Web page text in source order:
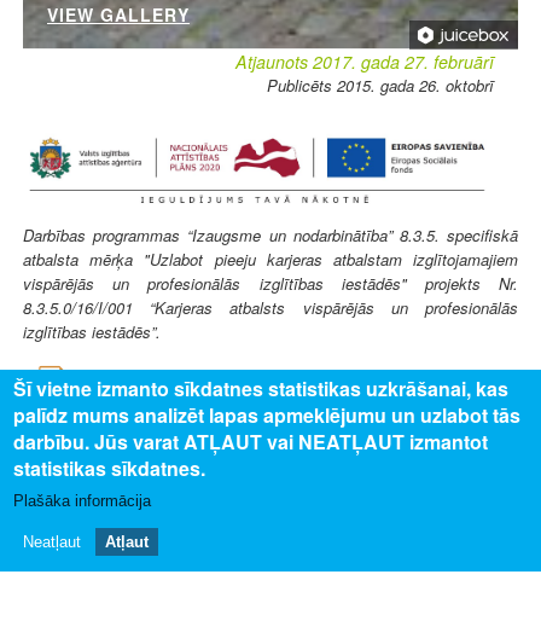
VIEW GALLERY
Atjaunots 2017. gada 27. februārī
Publicēts 2015. gada 26. oktobrī
Darbības programmas “Izaugsme un nodarbinātība” 8.3.5. specifiskā
atbalsta mērķa "Uzlabot pieeju karjeras atbalstam izglītojamajiem
vispārējās un profesionālās izglītības iestādēs" projekts Nr.
8.3.5.0/16/I/001 “Karjeras atbalsts vispārējās un profesionālās
izglītības iestādēs”.
SAISTĪTAIS SATURS
Uz profesijas aprakstu
PAR MUMS
Šī vietne izmanto sīkdatnes statistikas uzkrāšanai, kas
palīdz mums analizēt lapas apmeklējumu un uzlabot tās
darbību. Jūs varat ATĻAUT vai NEATĻAUT izmantot
statistikas sīkdatnes.
Plašāka informācija
Neatļaut Atļaut